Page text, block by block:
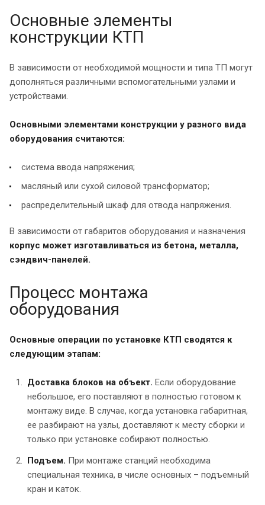
Основные элементы
конструкции КТП
В зависимости от необходимой мощности и типа ТП могут
дополняться различными вспомогательными узлами и
устройствами.
Основными элементами конструкции у разного вида
оборудования считаются:
система ввода напряжения;
масляный или сухой силовой трансформатор;
распределительный шкаф для отвода напряжения.
В зависимости от габаритов оборудования и назначения
корпус может изготавливаться из бетона, металла,
сэндвич-панелей.
Процесс монтажа
оборудования
Основные операции по установке КТП сводятся к
следующим этапам:
Доставка блоков на объект. Если оборудование
небольшое, его поставляют в полностью готовом к
монтажу виде. В случае, когда установка габаритная,
ее разбирают на узлы, доставляют к месту сборки и
только при установке собирают полностью.
Подъем. При монтаже станций необходима
специальная техника, в числе основных – подъемный
кран и каток.